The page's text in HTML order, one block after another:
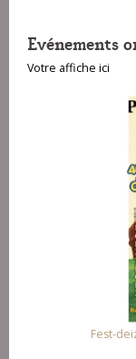
Evénements
Votre affiche ici
Fest-